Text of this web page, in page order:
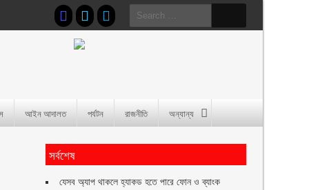
Search
for:
আইন আদালত পর্যটন রাজনীতি অন্যান্য
সর্বশেষ
যেসব অ্যাপ থাকলে হ্যাকড হতে পারে ফোন ও ব্যাংক